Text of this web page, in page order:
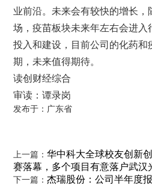
业前沿。未来会有较快的增长，
场，疫苗板块未来年左右会进入
投入和建设，目前公司的化药和
期，未来值得期待。
读创财经综合
审读：谭录岗
发布于：广东省
上一篇：华中科大全球校友创新
赛落幕，多个项目有意落户武汉
下一篇：杰瑞股份：公司半年度